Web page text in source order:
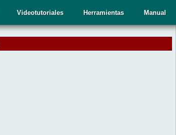
Manual
Herramientas
Videotutoriales